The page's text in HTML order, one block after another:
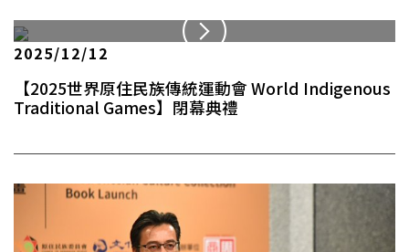
2025/12/12
【2025世界原住民族傳統運動會 World Indigenous
Traditional Games】閉幕典禮